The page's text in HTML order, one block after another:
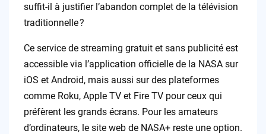
suffit-il à justifier l’abandon complet de la télévision
traditionnelle ?
Ce service de streaming gratuit et sans publicité est
accessible via l’application officielle de la NASA sur
iOS et Android, mais aussi sur des plateformes
comme Roku, Apple TV et Fire TV pour ceux qui
préfèrent les grands écrans. Pour les amateurs
d’ordinateurs, le site web de NASA+ reste une option.